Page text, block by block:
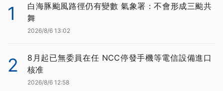
1
白海豚颱風路徑仍有變數 氣象署：不會形成三颱共
舞
2026/8/6 13:02
2
8月起已無委員在任 NCC停發手機等電信設備進口
核准
2026/8/6 12:58